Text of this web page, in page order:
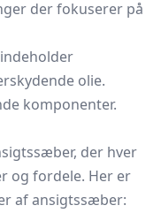
der fokuserer på
olie.
komponenter.
der hver
og fordele. Her er
af ansigtssæber: